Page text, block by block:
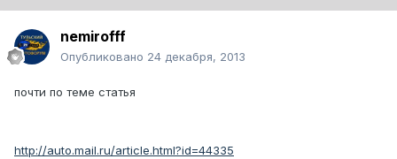
nemirofff
Опубликовано 24 декабря, 2013
почти по теме статья
http://auto.mail.ru/article.html?id=44335